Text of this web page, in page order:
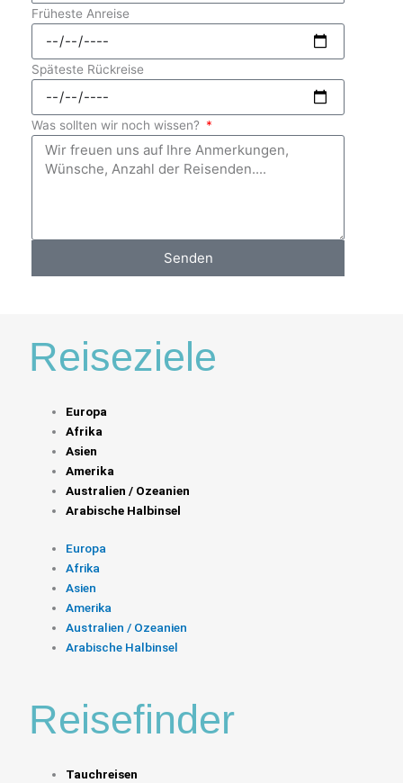
Früheste Anreise
Späteste Rückreise
Was sollten wir noch wissen?
Senden
Reiseziele
Europa
Afrika
Asien
Amerika
Australien / Ozeanien
Arabische Halbinsel
Europa
Afrika
Asien
Amerika
Australien / Ozeanien
Arabische Halbinsel
Reisefinder
Tauchreisen